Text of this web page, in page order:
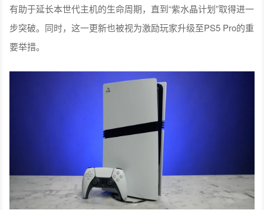
有助于延长本世代主机的生命周期，直到“紫水晶计划”取得进一
步突破。同时，这一更新也被视为激励玩家升级至PS5 Pro的重
要举措。